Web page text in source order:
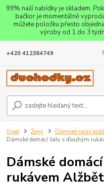
99% naší nabídky je skladem.
bačkor je momentálně
můžete položku přesto
výroby od 1 do 3
+420 412384749
Úvod Ženy Dámské noční
Dámské domácí šaty s dlouhým
Dámské
rukávem